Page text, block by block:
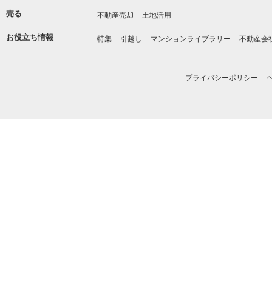
売る 不動産売却 土地活用
お役立ち情報 特集 引越し マンションライブラリー 不動産会
プライバシーポリシー